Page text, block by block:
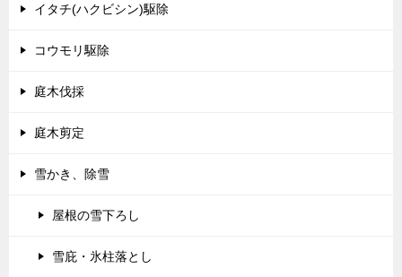
イタチ(ハクビシン)駆除
コウモリ駆除
庭木伐採
庭木剪定
雪かき、除雪
屋根の雪下ろし
雪庇・氷柱落とし